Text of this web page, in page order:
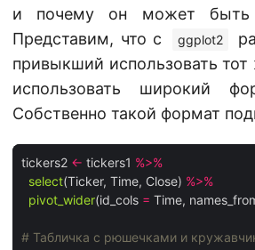
и почему он может быть
Представим, что с
ggplot2
привыкший использовать
использовать широкий
Собственно такой формат
tickers2 <- tickers1 %>%
select(Ticker, Time, Close) %>%
pivot_wider(id_cols = Time,
# Табличка с рюшечками и